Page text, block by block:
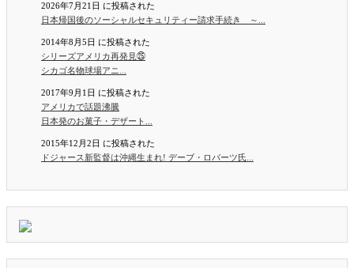
2026年7月21日 に投稿された
日本帰国後のソーシャルセキュリティー請求手続き ～...
2014年8月5日 に投稿された
シリーズアメリカ再発見㉕
シカゴ名物球場アニ...
2017年9月1日 に投稿された
アメリカで話題沸騰
日本発のお菓子・デザート...
2015年12月2日 に投稿された
ドジャース新監督は沖縄生まれ! デーブ・ロバーツ氏...